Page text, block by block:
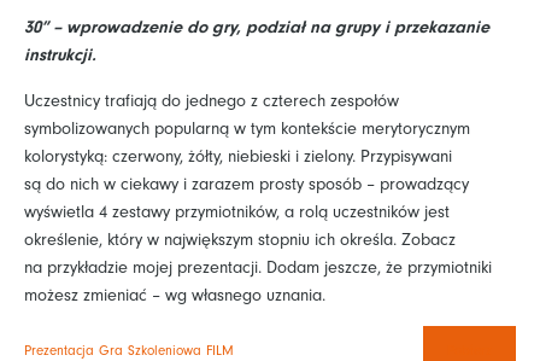
30” – wprowadzenie do gry, podział na grupy i przekazanie
instrukcji.
Uczestnicy trafiają do jednego z czterech zespołów
symbolizowanych popularną w tym kontekście merytorycznym
kolorystyką: czerwony, żółty, niebieski i zielony. Przypisywani
są do nich w ciekawy i zarazem prosty sposób – prowadzący
wyświetla 4 zestawy przymiotników, a rolą uczestników jest
określenie, który w największym stopniu ich określa. Zobacz
na przykładzie mojej prezentacji. Dodam jeszcze, że przymiotniki
możesz zmieniać – wg własnego uznania.
Prezentacja Gra Szkoleniowa FILM